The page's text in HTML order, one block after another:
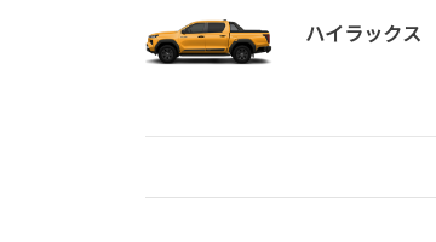
ハイラックス